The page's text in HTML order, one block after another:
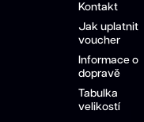
Kontakt
Jak uplatnit
voucher
Informace o
dopravě
Tabulka
velikostí